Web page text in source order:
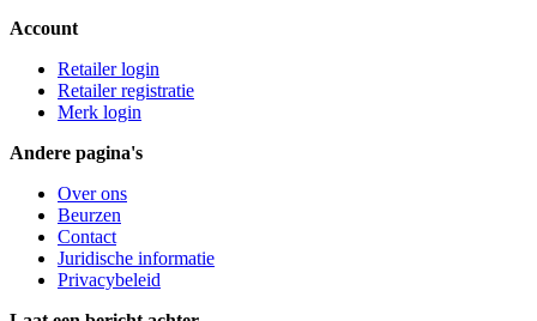
Account
Retailer login
Retailer registratie
Merk login
Andere pagina's
Over ons
Beurzen
Contact
Juridische informatie
Privacybeleid